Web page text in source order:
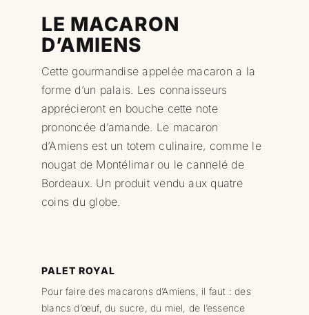
LE MACARON
D’AMIENS
Cette gourmandise appelée macaron a la
forme d’un palais. Les connaisseurs
apprécieront en bouche cette note
prononcée d’amande. Le macaron
d’Amiens est un totem culinaire, comme le
nougat de Montélimar ou le cannelé de
Bordeaux. Un produit vendu aux quatre
coins du globe.
PALET ROYAL
Pour faire des macarons d’Amiens, il faut : des
blancs d’œuf, du sucre, du miel, de l’essence